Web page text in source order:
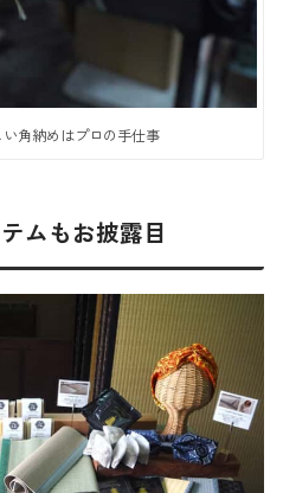
角納めはプロの手仕事
ムもお披露目